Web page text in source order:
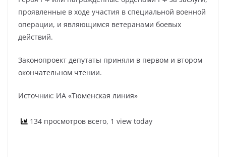
проявленные в ходе участия в специальной военной
операции, и являющимся ветеранами боевых
действий.
Законопроект депутаты приняли в первом и втором
окончательном чтении.
Источник: ИА «Тюменская линия»
134 просмотров всего, 1 view today